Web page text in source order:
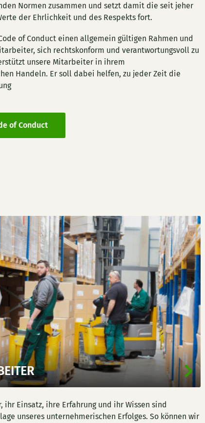
Normen zusammen und setzt damit die seit jeher
der Ehrlichkeit und des Respekts fort.
of Conduct einen allgemein gültigen Rahmen und
sich rechtskonform und verantwortungsvoll zu
unsere Mitarbeiter in ihrem
Handeln. Er soll dabei helfen, zu jeder Zeit die
of Conduct
ihr Einsatz, ihre Erfahrung und ihr Wissen sind
unseres unternehmerischen Erfolges. So können wir